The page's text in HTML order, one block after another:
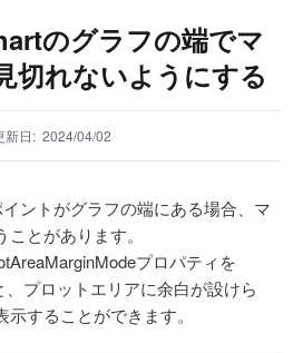
のグラフの端でマ
切れないようにする
新日: 2024/04/02
ントがグラフの端にある場合、マ
とがあります。
プロパティを
、プロットエリアに余白が設けら
することができます。